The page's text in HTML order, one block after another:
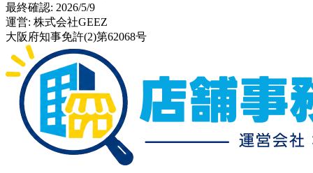
最終確認: 2026/5/9
運営: 株式会社GEEZ
大阪府知事免許(2)第62068号